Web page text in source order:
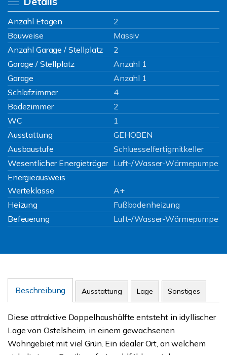
Anzahl Etagen
2
Bauweise
Massiv
Anzahl Garage / Stellplatz
2
Garage / Stellplatz
Anzahl 1
Garage
Anzahl 1
Schlafzimmer
4
Badezimmer
2
WC
1
Ausstattung
GEHOBEN
Ausbaustufe
Schluesselfertigmitkeller
Wesentlicher Energieträger Luft-/Wasser-Wärmepumpe
Energieausweis
Werteklasse
A+
Heizung
Fußbodenheizung
Befeuerung
Luft-/Wasser-Wärmepumpe
Beschreibung Ausstattung Lage Sonstiges
Diese attraktive Doppelhaushälfte entsteht in idyllischer
Lage von Ostelsheim, in einem gewachsenen
Wohngebiet mit viel Grün. Ein idealer Ort, an welchem